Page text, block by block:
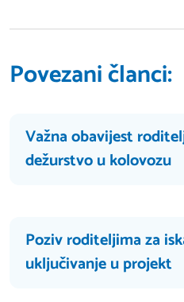
Povezani članci:
Važna obavijest
dežurstvo u kolovozu
Poziv roditeljima za
uključivanje u projekt